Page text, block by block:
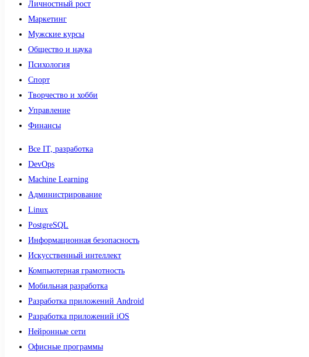
Личностный рост
Маркетинг
Мужские курсы
Общество и наука
Психология
Спорт
Творчество и хобби
Управление
Финансы
Все IT, разработка
DevOps
Machine Learning
Администрирование
Linux
PostgreSQL
Информационная безопасность
Искусственный интеллект
Компьютерная грамотность
Мобильная разработка
Разработка приложений Android
Разработка приложений iOS
Нейронные сети
Офисные программы